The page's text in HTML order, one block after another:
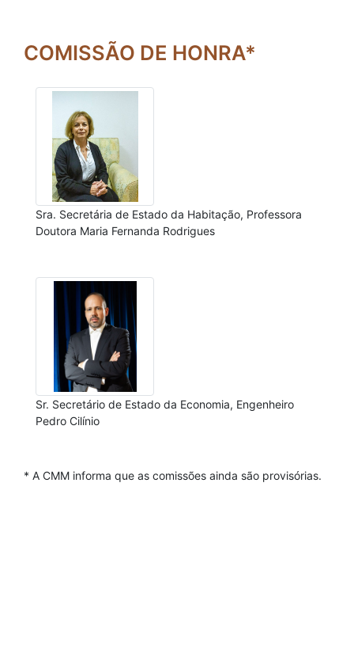
COMISSÃO DE HONRA*
Sra. Secretária de Estado da Habitação, Professora
Doutora Maria Fernanda Rodrigues
Sr. Secretário de Estado da Economia, Engenheiro
Pedro Cilínio
* A CMM informa que as comissões ainda são provisórias.